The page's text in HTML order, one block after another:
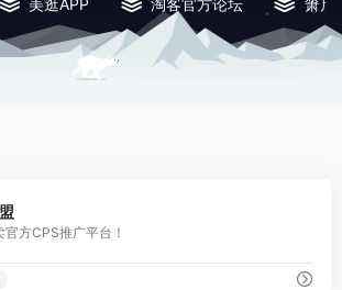
美逛APP 淘客官方论坛 箫启
官方CPS推广平台！